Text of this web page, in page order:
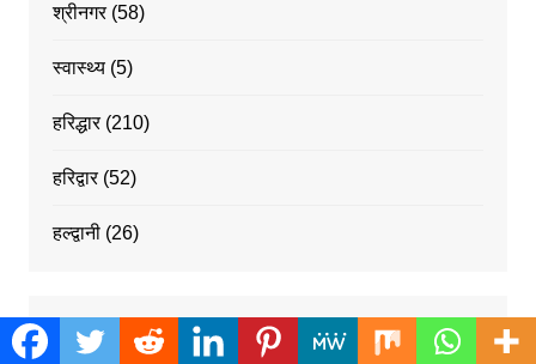
श्रीनगर(58)
स्वास्थ्य(5)
हरिद्धार(210)
हरिद्वार(52)
हल्द्वानी(26)
Recommended Host